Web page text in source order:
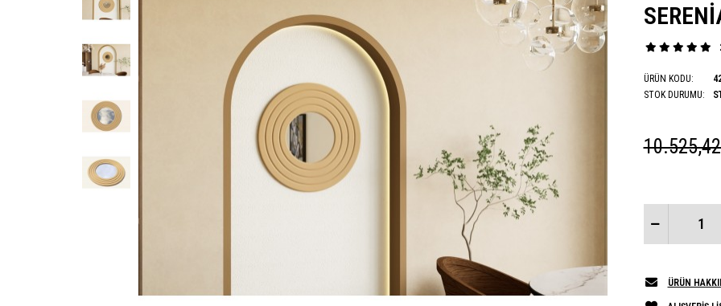
ÜRÜN KODU:
STOK DURUMU:
ÜRÜN